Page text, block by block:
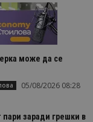
може да се
05/08/2026 08:28
заради грешки в